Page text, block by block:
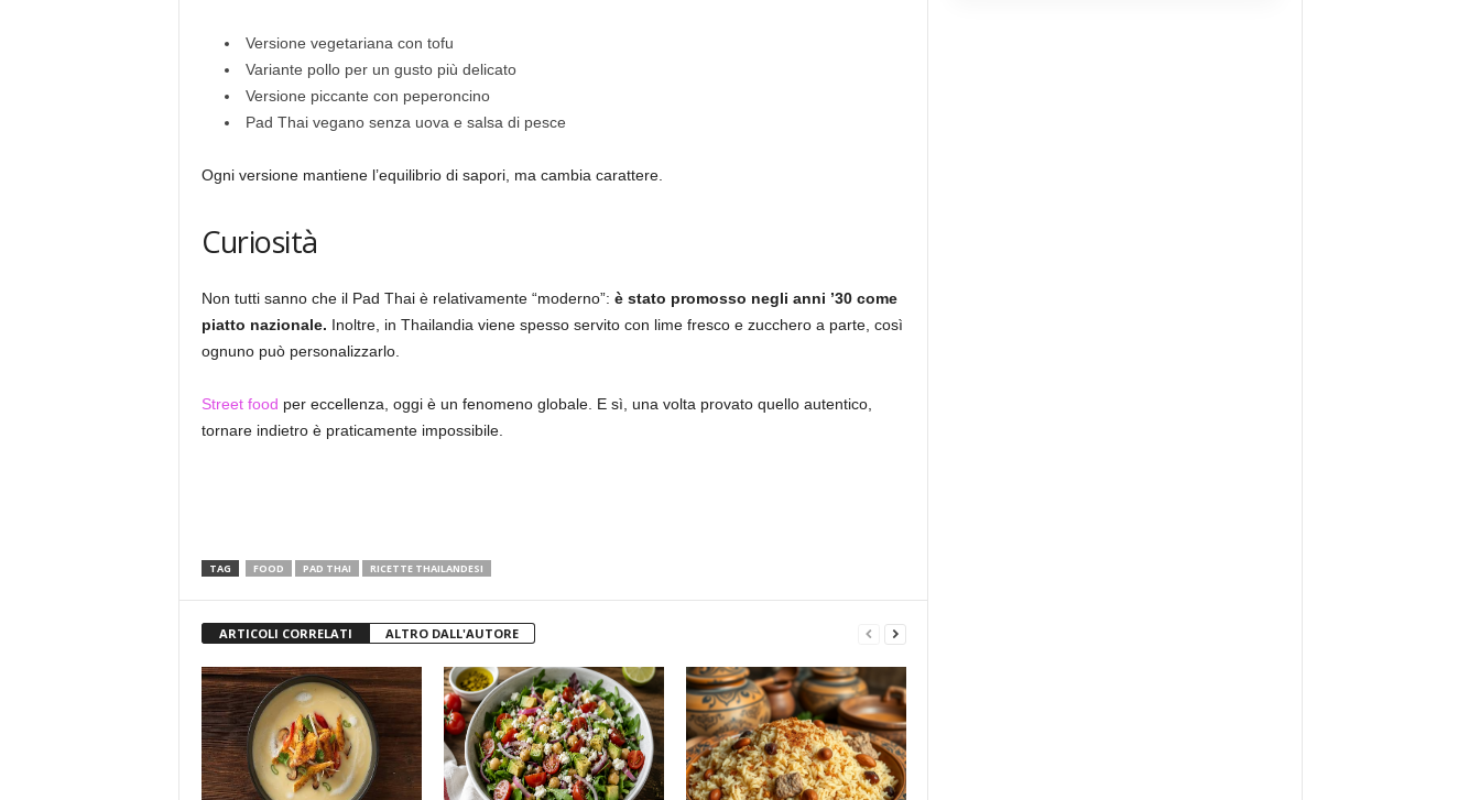
Versione vegetariana con tofu
Variante pollo per un gusto più delicato
Versione piccante con peperoncino
Pad Thai vegano senza uova e salsa di pesce
Ogni versione mantiene l’equilibrio di sapori, ma cambia carattere.
Curiosità
Non tutti sanno che il Pad Thai è relativamente “moderno”: è stato promosso negli anni ’30 come
piatto nazionale. Inoltre, in Thailandia viene spesso servito con lime fresco e zucchero a parte, così
ognuno può personalizzarlo.
Street food per eccellenza, oggi è un fenomeno globale. E sì, una volta provato quello autentico,
tornare indietro è praticamente impossibile.
TAG FOOD PAD THAI RICETTE THAILANDESI
ARTICOLI CORRELATI ALTRO DALL'AUTORE